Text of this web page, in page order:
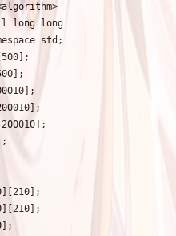
long long
std;